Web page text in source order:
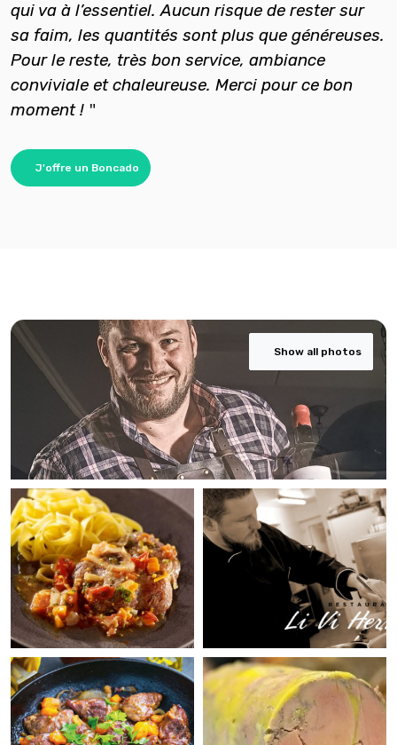
qui va à l’essentiel. Aucun risque de rester sur
sa faim, les quantités sont plus que généreuses.
Pour le reste, très bon service, ambiance
conviviale et chaleureuse. Merci pour ce bon
moment ! "
J'offre un Boncado
Show all photos